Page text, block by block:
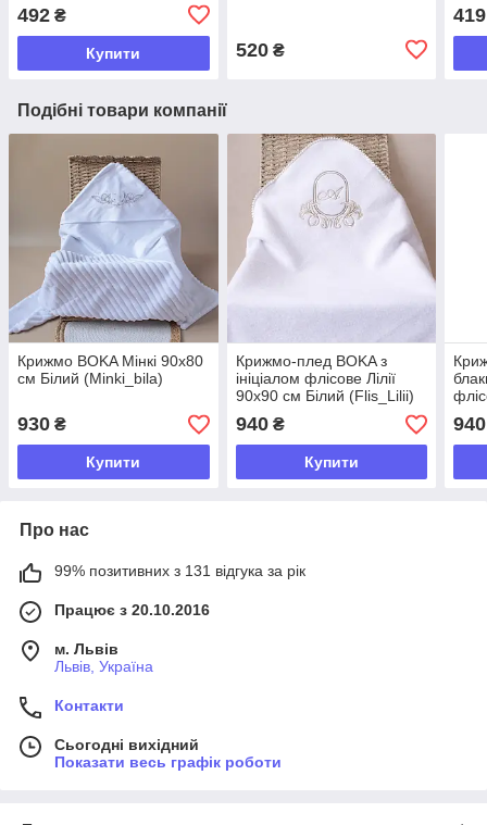
492 ₴
Купити 520₴
419
Подібні товари компанії
Крижмо BOKA Мінкі 90х80
см Білий (Minki_bila)
930 ₴
Купити
Крижмо-плед BOKA з
ініціалом флісове Лілії
90х90 см Білий (Flis_Lilii)
940₴
Купити
940
Про нас
99% позитивних з 131 відгука за рік
Працює з 20.10.2016
м. Львів
Львів, Україна
Контакти
Сьогодні вихідний
Показати весь графік роботи